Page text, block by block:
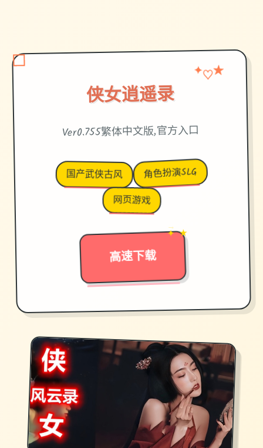
侠女逍遥录
✦♡★
Ver0.755繁体中文版,官方入口
国产武侠古风 角色扮演SLG
网页游戏
高速下载
→
✦ ★